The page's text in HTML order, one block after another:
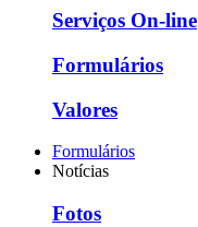
Serviços On-line
Formulários
Valores
Formulários
Notícias
Fotos